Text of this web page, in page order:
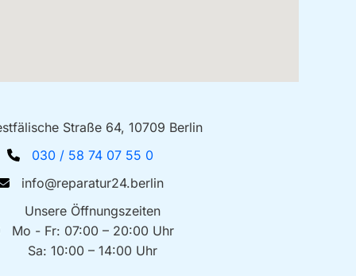
Straße 64, 10709 Berlin
030 / 58 74 07 55 0
info@reparatur24.berlin
Unsere Öffnungszeiten
Mo - Fr: 07:00 – 20:00 Uhr
Sa: 10:00 – 14:00 Uhr